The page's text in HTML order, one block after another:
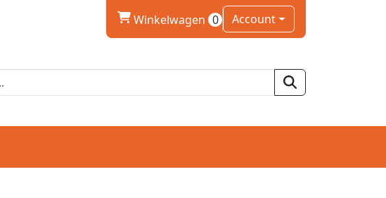
winkelwagen
Winkelwagen 0 Account